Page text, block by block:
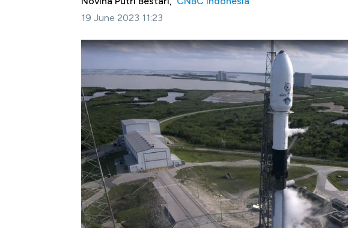
19 June 2023 11:23